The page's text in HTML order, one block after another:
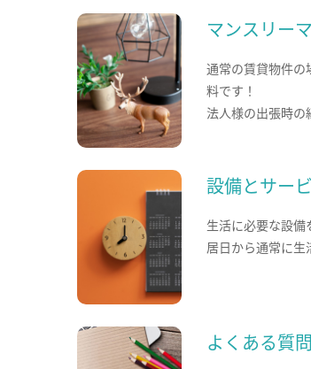
マンスリー
通常の賃貸物件の
料です！
法人様の出張時の
設備とサー
生活に必要な設備
居日から通常に生
よくある質問